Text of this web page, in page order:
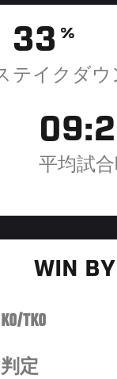
33 %
テイクダウ
平均試
WIN
KO/TKO
判定